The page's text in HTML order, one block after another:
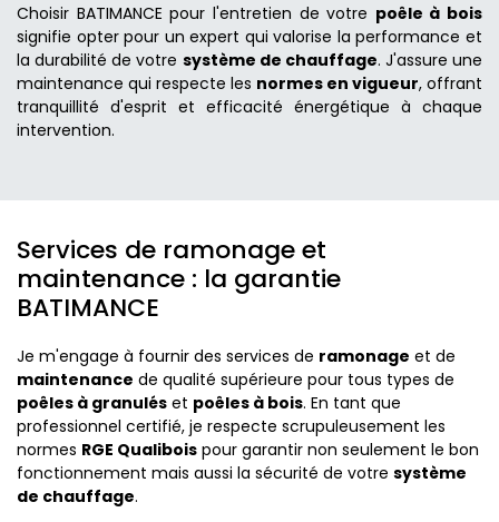
Choisir BATIMANCE pour l'entretien de votre poêle à bois
signifie opter pour un expert qui valorise la performance et
la durabilité de votre système de chauffage. J'assure une
maintenance qui respecte les normes en vigueur, offrant
tranquillité d'esprit et efficacité énergétique à chaque
intervention.
Services de ramonage et
maintenance : la garantie
BATIMANCE
Je m'engage à fournir des services de ramonage et de
maintenance de qualité supérieure pour tous types de
poêles à granulés et poêles à bois. En tant que
professionnel certifié, je respecte scrupuleusement les
normes RGE Qualibois pour garantir non seulement le bon
fonctionnement mais aussi la sécurité de votre système
de chauffage.